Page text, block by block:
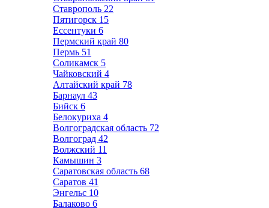
Ставрополь 22
Пятигорск 15
Ессентуки 6
Пермский край 80
Пермь 51
Соликамск 5
Чайковский 4
Алтайский край 78
Барнаул 43
Бийск 6
Белокуриха 4
Волгоградская область 72
Волгоград 42
Волжский 11
Камышин 3
Саратовская область 68
Саратов 41
Энгельс 10
Балаково 6